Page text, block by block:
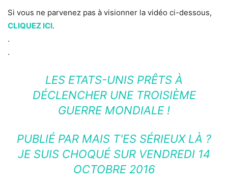
Si vous ne parvenez pas à visionner la vidéo ci-dessous,
CLIQUEZ ICI.
.
.
LES ETATS-UNIS PRÊTS À
DÉCLENCHER UNE TROISIÈME
GUERRE MONDIALE !
PUBLIÉ PAR MAIS T'ES SÉRIEUX LÀ ?
JE SUIS CHOQUÉSUR VENDREDI 14
OCTOBRE 2016